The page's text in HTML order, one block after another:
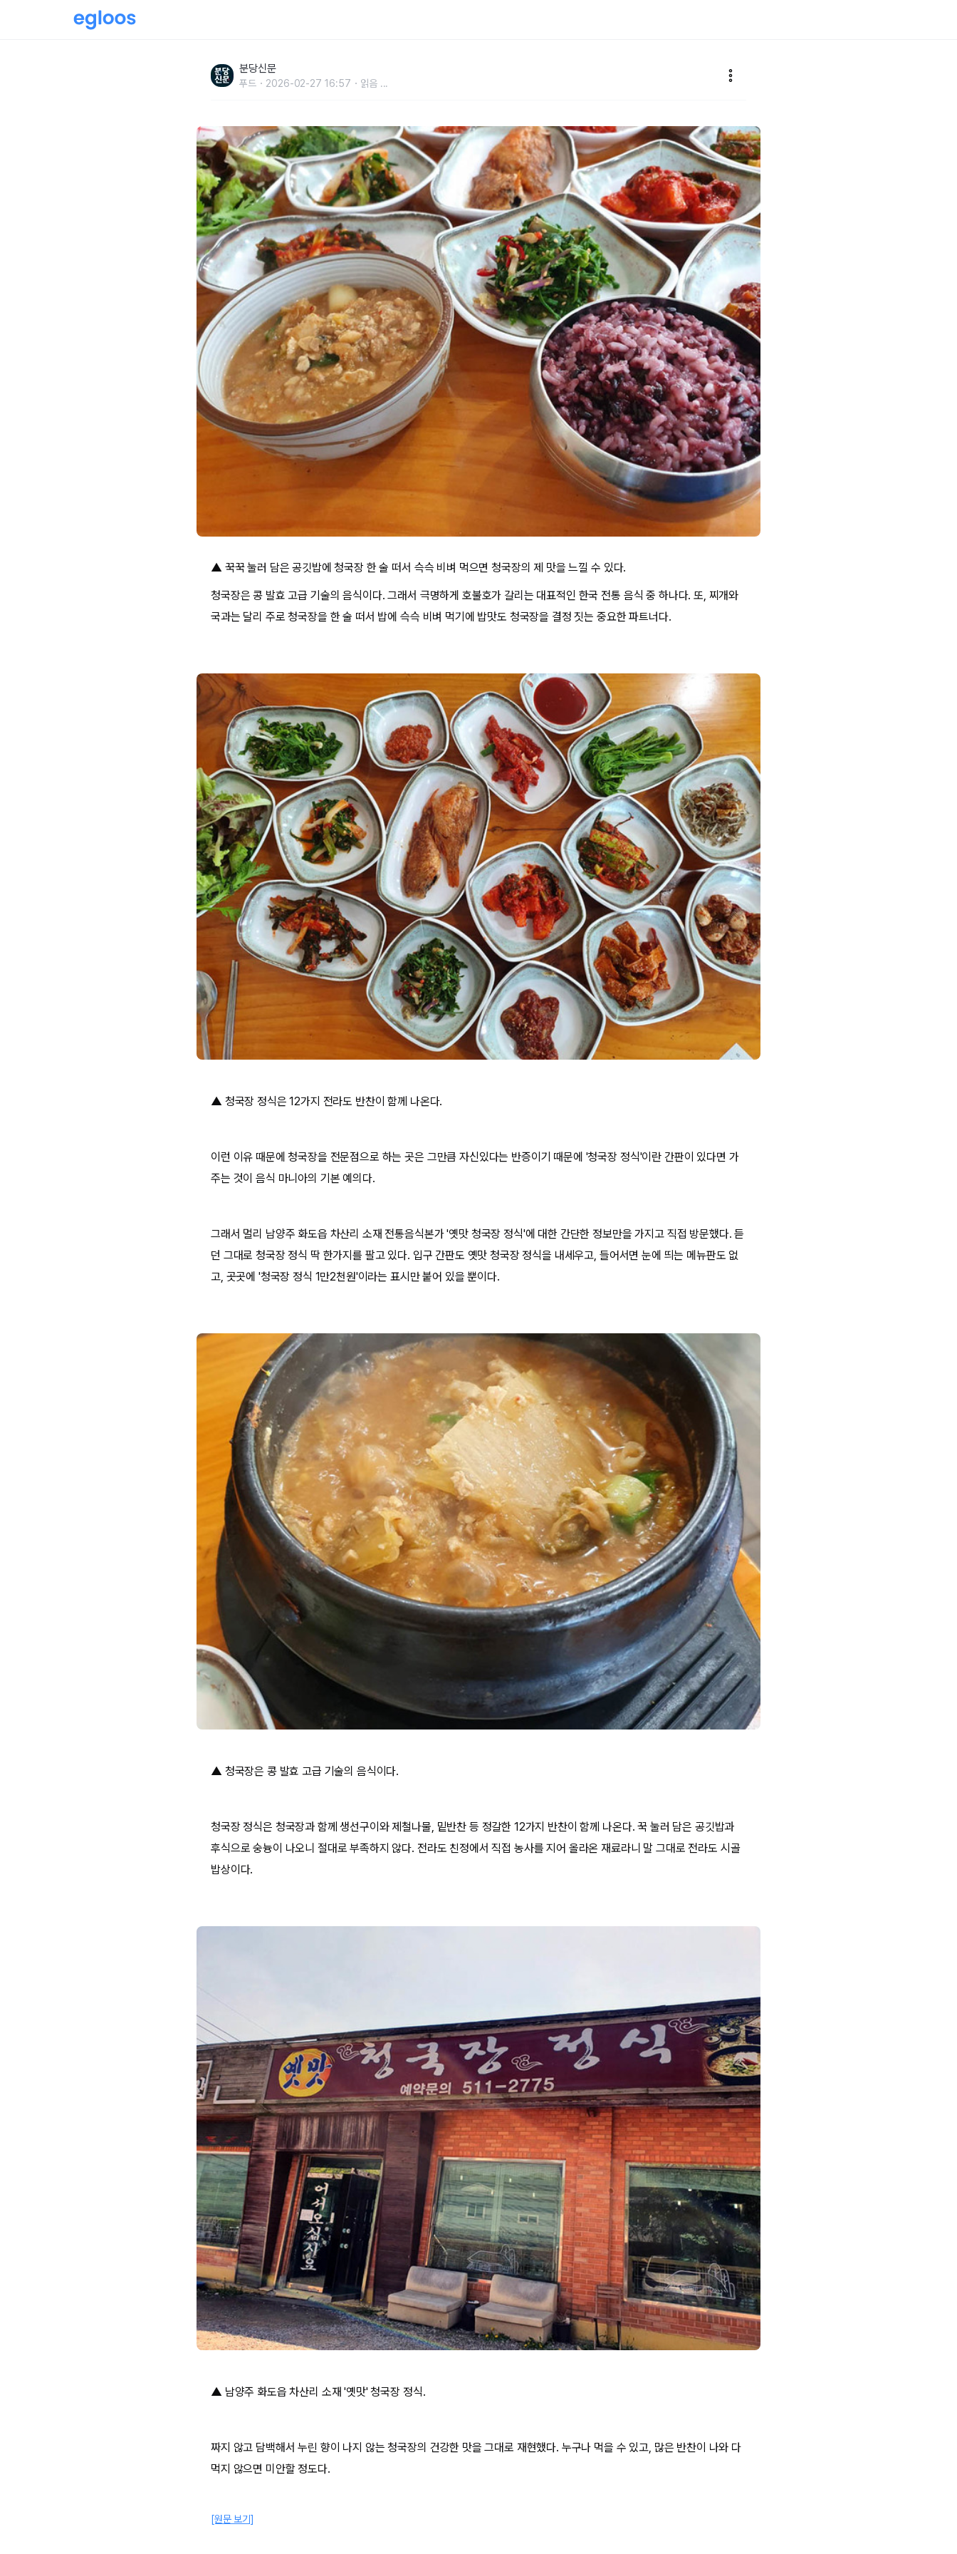
분당신문
푸드 2026-02-27 16:57 읽음 ...
▲ 꾹꾹 눌러 담은 공깃밥에 청국장 한 술 떠서 슥슥 비벼 먹으면 청국장의 제 맛을 느낄 수 있다.
청국장은 콩 발효 고급 기술의 음식이다. 그래서 극명하게 호불호가 갈리는 대표적인 한국 전통 음식 중 하나다. 또, 찌개와
국과는 달리 주로 청국장을 한 술 떠서 밥에 슥슥 비벼 먹기에 밥맛도 청국장을 결정 짓는 중요한 파트너다.
▲ 청국장 정식은 12가지 전라도 반찬이 함께 나온다.
이런 이유 때문에 청국장을 전문점으로 하는 곳은 그만큼 자신있다는 반증이기 때문에 '청국장 정식'이란 간판이 있다면 가
주는 것이 음식 마니아의 기본 예의다.
그래서 멀리 남양주 화도읍 차산리 소재 전통음식본가 '옛맛 청국장 정식'에 대한 간단한 정보만을 가지고 직접 방문했다. 듣
던 그대로 청국장 정식 딱 한가지를 팔고 있다. 입구 간판도 옛맛 청국장 정식을 내세우고, 들어서면 눈에 띄는 메뉴판도 없
고, 곳곳에 '청국장 정식 1만2천원'이라는 표시만 붙어 있을 뿐이다.
▲ 청국장은 콩 발효 고급 기술의 음식이다.
청국장 정식은 청국장과 함께 생선구이와 제철나물, 밑반찬 등 정갈한 12가지 반찬이 함께 나온다. 꾹 눌러 담은 공깃밥과
후식으로 숭늉이 나오니 절대로 부족하지 않다. 전라도 친정에서 직접 농사를 지어 올라온 재료라니 말 그대로 전라도 시골
밥상이다.
▲ 남양주 화도읍 차산리 소재 '옛맛' 청국장 정식.
짜지 않고 담백해서 누린 향이 나지 않는 청국장의 건강한 맛을 그대로 재현했다. 누구나 먹을 수 있고, 많은 반찬이 나와 다
먹지 않으면 미안할 정도다.
[원문 보기]